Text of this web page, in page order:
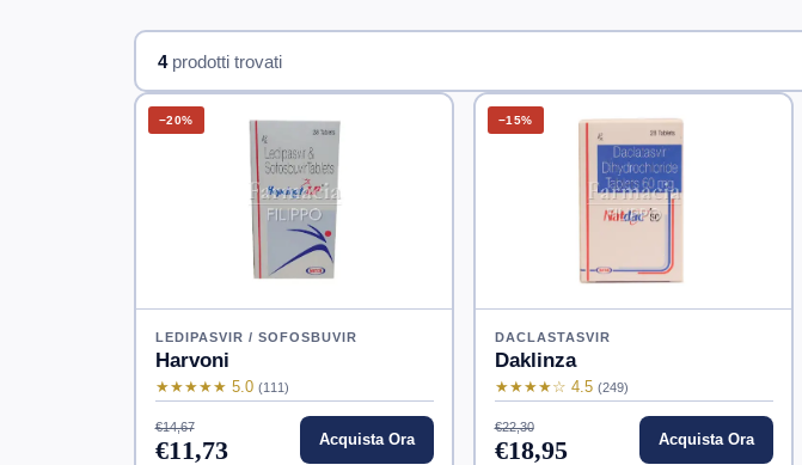
4 prodotti trovati
−20%
LEDIPASVIR / SOFOSBUVIR
Harvoni
★★★★★ 5.0 (111)
€14,67
€11,73 Acquista Ora
−15%
DACLASTASVIR
Daklinza
★★★★☆ 4.5 (249)
€22,30
€18,95 Acquista Ora